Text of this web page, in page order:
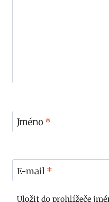
Jméno *
E-mail *
Uložit do prohlížeče